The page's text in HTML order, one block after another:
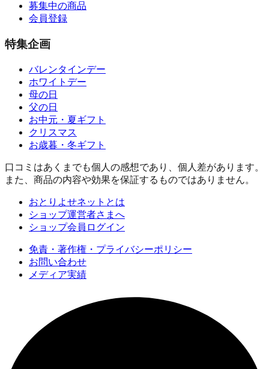
募集中の商品
会員登録
特集企画
バレンタインデー
ホワイトデー
母の日
父の日
お中元・夏ギフト
クリスマス
お歳暮・冬ギフト
口コミはあくまでも個人の感想であり、個人差があります。
また、商品の内容や効果を保証するものではありません。
おとりよせネットとは
ショップ運営者さまへ
ショップ会員ログイン
免責・著作権・プライバシーポリシー
お問い合わせ
メディア実績